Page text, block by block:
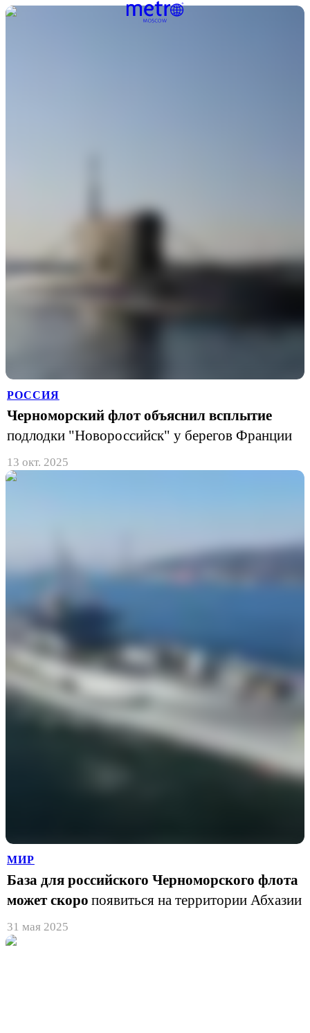
РОССИЯ
Черноморский флот объяснил всплытие
подлодки "Новороссийск" у берегов Франции
13 окт. 2025
МИР
База для российского Черноморского флота
может скоро появиться на территории Абхазии
31 мая 2025